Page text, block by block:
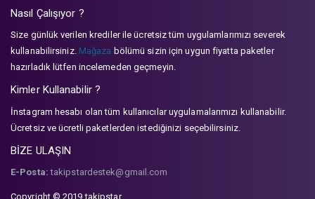
Nasıl Çalışıyor ?
Size günlük verilen krediler ile ücretsiz tüm uygulamlarımızı severek
kullanabilirsiniz. Mağaza bölümü sizin için uygun fiyatta paketler
hazırladık lütfen incelemeden geçmeyin.
Kimler Kullanabilir ?
İnstagram hesabı olan tüm kullanıcılar uygulamalarımızı kullanabilir.
Ücretsiz ve ücretli paketlerden istediğinizi seçebilirsiniz.
BİZE ULAŞIN
E-Posta: takipstardestek@gmail.com
Copyright © 2019 takipstar.